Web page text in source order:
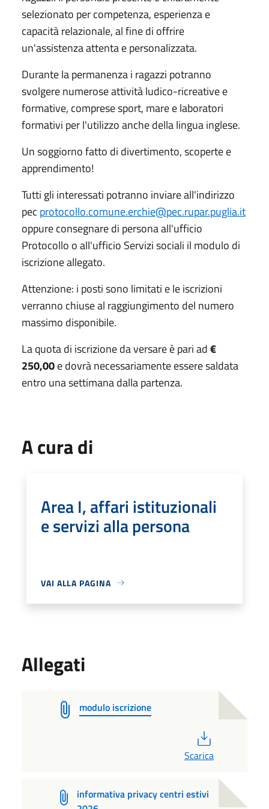
selezionato per competenza, esperienza e
capacità relazionale, al fine di offrire
un'assistenza attenta e personalizzata.
Durante la permanenza i ragazzi potranno
svolgere numerose attività ludico-ricreative e
formative, comprese sport, mare e laboratori
formativi per l'utilizzo anche della lingua inglese.
Un soggiorno fatto di divertimento, scoperte e
apprendimento!
Tutti gli interessati potranno inviare all'indirizzo
pec protocollo.comune.erchie@pec.rupar.puglia.it
oppure consegnare di persona all'ufficio
Protocollo o all'ufficio Servizi sociali il modulo di
iscrizione allegato.
Attenzione: i posti sono limitati e le iscrizioni
verranno chiuse al raggiungimento del numero
massimo disponibile.
La quota di iscrizione da versare è pari ad€
250,00e dovrà necessariamente essere saldata
entro una settimana dalla partenza.
A cura di
Area I, affari istituzionali
e servizi alla persona
VAI ALLA PAGINA
Allegati
modulo iscrizione
Scarica
informativa privacy centri estivi